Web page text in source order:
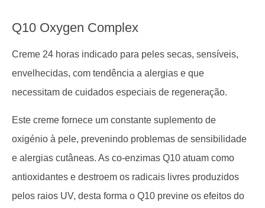
Q10 Oxygen Complex
Creme 24 horas indicado para peles secas, sensíveis,
envelhecidas, com tendência a alergias e que
necessitam de cuidados especiais de regeneração.
Este creme fornece um constante suplemento de
oxigénio à pele, prevenindo problemas de sensibilidade
e alergias cutâneas. As co-enzimas Q10 atuam como
antioxidantes e destroem os radicais livres produzidos
pelos raios UV, desta forma o Q10 previne os efeitos do